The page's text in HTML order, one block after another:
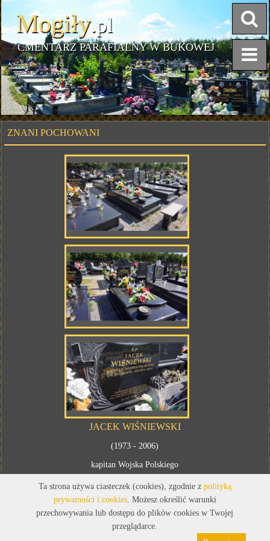
Mogiły.pl
CMENTARZ PARAFIALNY W BUKOWEJ
ZNANI POCHOWANI
JACEK WIŚNIEWSKI
(1973 - 2006)
kapitan Wojska Polskiego
Ta strona używa ciasteczek (cookies), zgodnie z polityką
prywatności i cookies. Możesz określić warunki
przechowywania lub dostępu do plików cookies w Twojej
przeglądarce.